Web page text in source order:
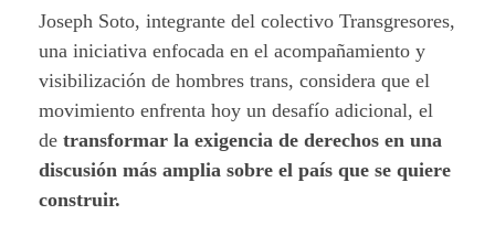
Joseph Soto, integrante del colectivo Transgresores,
una iniciativa enfocada en el acompañamiento y
visibilización de hombres trans, considera que el
movimiento enfrenta hoy un desafío adicional, el
de transformar la exigencia de derechos en una
discusión más amplia sobre el país que se quiere
construir.